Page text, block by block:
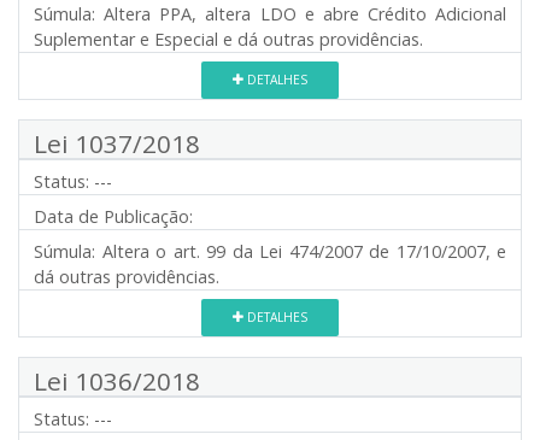
Súmula: Altera PPA, altera LDO e abre Crédito Adicional
Suplementar e Especial e dá outras providências.
DETALHES
Lei 1037/2018
Status: ---
Data de Publicação:
Súmula: Altera o art. 99 da Lei 474/2007 de 17/10/2007, e
dá outras providências.
DETALHES
Lei 1036/2018
Status: ---